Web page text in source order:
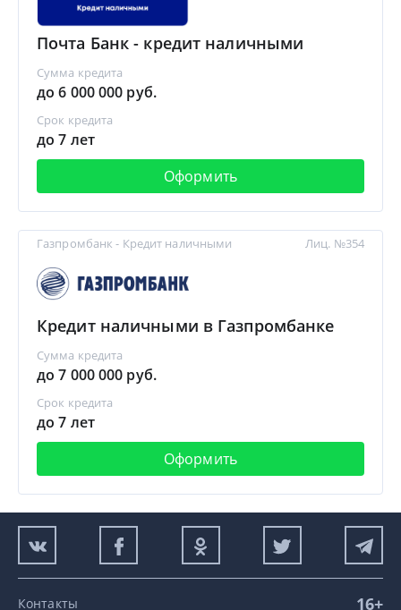
Почта Банк - кредит наличными
Сумма кредита
до 6 000 000 руб.
Срок кредита
до 7 лет
Оформить
Газпромбанк - Кредит наличными
Кредит наличными в Газпромбанке
Сумма кредита
до 7 000 000 руб.
Срок кредита
до 7 лет
Оформить
Лиц. №354
Контакты 16+